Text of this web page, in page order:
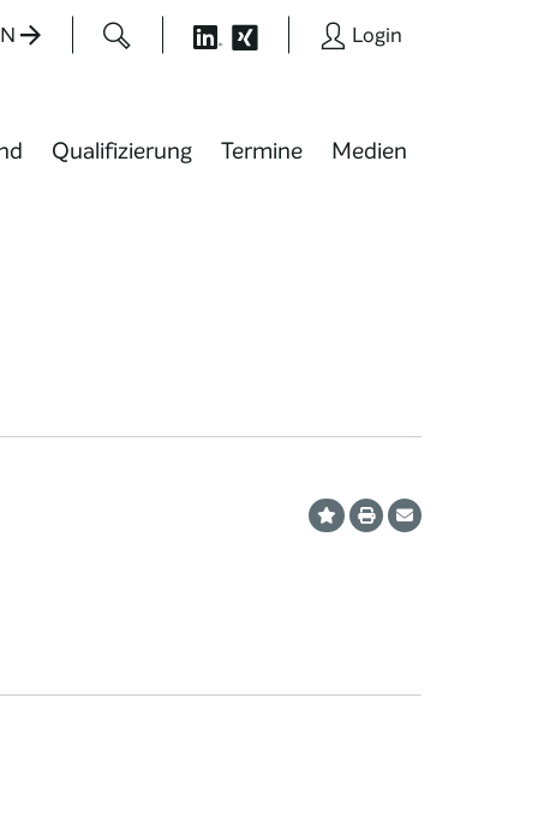
Login
Qualifizierung Termine Medien